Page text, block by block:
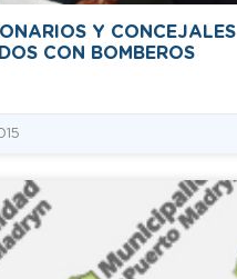
Y CONCEJALES
CON BOMBEROS